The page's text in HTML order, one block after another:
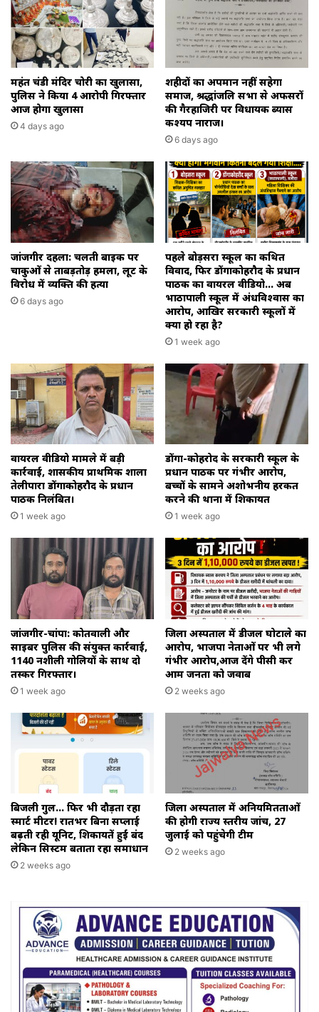
महंत चंडी मंदिर चोरी का खुलासा,
पुलिस ने किया 4 आरोपी गिरफ्तार
आज होगा खुलासा
4 days ago
शहीदों का अपमान नहीं सहेगा
समाज, श्रद्धांजलि सभा से अफसरों
की गैरहाजिरी पर विधायक ब्यास
कश्यप नाराज।
6 days ago
जांजगीर दहला: चलती बाइक पर
चाकुओं से ताबड़तोड़ हमला, लूट के
विरोध में व्यक्ति की हत्या
6 days ago
पहले बोड़सरा स्कूल का कथित
विवाद, फिर डोंगाकोहरौद के प्रधान
पाठक का वायरल वीडियो… अब
भाठापाली स्कूल में अंधविश्वास का
आरोप, आखिर सरकारी स्कूलों में
क्या हो रहा है?
1 week ago
वायरल वीडियो मामले में बड़ी
कार्रवाई, शासकीय प्राथमिक शाला
तेलीपारा डोंगाकोहरौद के प्रधान
पाठक निलंबित।
1 week ago
डोंगा-कोहरोद के सरकारी स्कूल के
प्रधान पाठक पर गंभीर आरोप,
बच्चों के सामने अशोभनीय हरकत
करने की थाना में शिकायत
1 week ago
जांजगीर-चांपा: कोतवाली और
साइबर पुलिस की संयुक्त कार्रवाई,
1140 नशीली गोलियों के साथ दो
तस्कर गिरफ्तार।
1 week ago
जिला अस्पताल में डीजल घोटाले का
आरोप, भाजपा नेताओं पर भी लगे
गंभीर आरोप,आज देंगे पीसी कर
आम जनता को जवाब
2 weeks ago
बिजली गुल… फिर भी दौड़ता रहा
स्मार्ट मीटर! रातभर बिना सप्लाई
बढ़ती रही यूनिट, शिकायतें हुईं बंद
लेकिन सिस्टम बताता रहा समाधान
2 weeks ago
जिला अस्पताल में अनियमितताओं
की होगी राज्य स्तरीय जांच, 27
जुलाई को पहुंचेगी टीम
2 weeks ago